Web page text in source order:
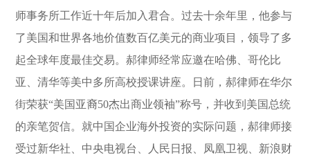
师事务所工作近十年后加入君合。过去十余年里，他参与
了美国和世界各地价值数百亿美元的商业项目，领导了多
起全球年度最佳交易。郝律师经常应邀在哈佛、哥伦比
亚、清华等美中多所高校授课讲座。日前，郝律师在华尔
街荣获“美国亚裔50杰出商业领袖”称号，并收到美国总统
的亲笔贺信。就中国企业海外投资的实际问题，郝律师接
受过新华社、中央电视台、人民日报、凤凰卫视、新浪财